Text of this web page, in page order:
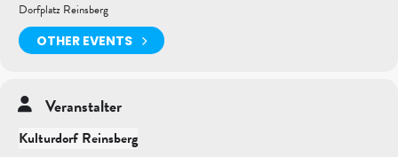
Dorfplatz Reinsberg
OTHER EVENTS
Veranstalter
Kulturdorf Reinsberg